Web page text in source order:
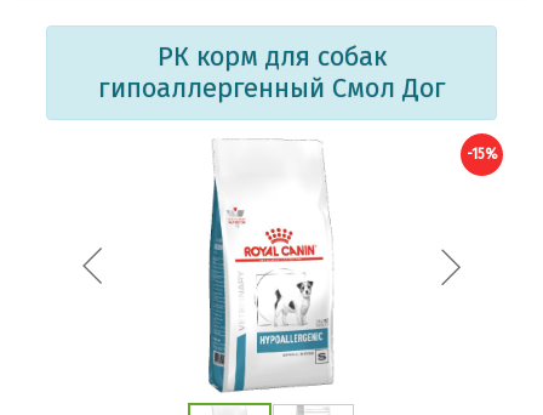
РК корм для собак
гипоаллергенный Смол Дог
-15%